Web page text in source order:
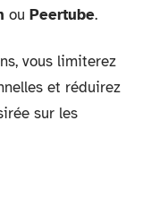
ou Peertube.
vous limiterez
et réduirez
sur les